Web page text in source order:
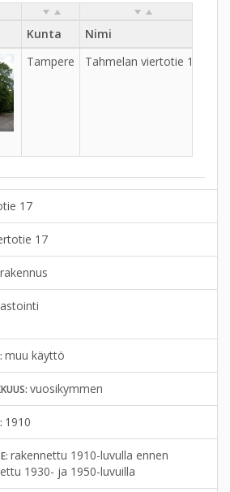
Kunta Nimi
Tampere Tahmelan viertotie 17
17
17
muu käyttö
vuosikymmen
1910
rakennettu 1910-luvulla ennen
1930- ja 1950-luvuilla